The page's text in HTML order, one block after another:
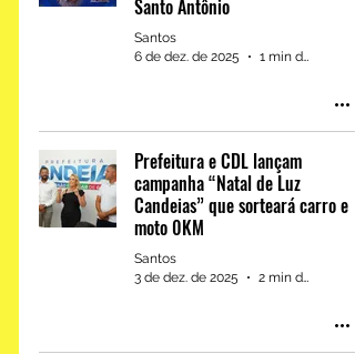
Simões Filho: Vereador
Carlos Neto declara apoio à
candidatura de Dr. Pitágoras
a deputado estadual
Santo Antônio
Santos
6 de dez. de 2025
1 min de leitura
Prefeitura e CDL lançam
campanha “Natal de Luz
Candeias” que sorteará carro e
moto 0KM
Santos
3 de dez. de 2025
2 min de leitura